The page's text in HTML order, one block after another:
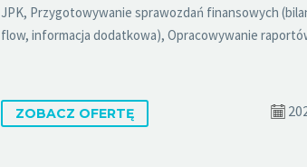
JPK, Przygotowywanie sprawozdań finansowych
flow, informacja dodatkowa), Opracowywanie
ZOBACZ OFERTĘ